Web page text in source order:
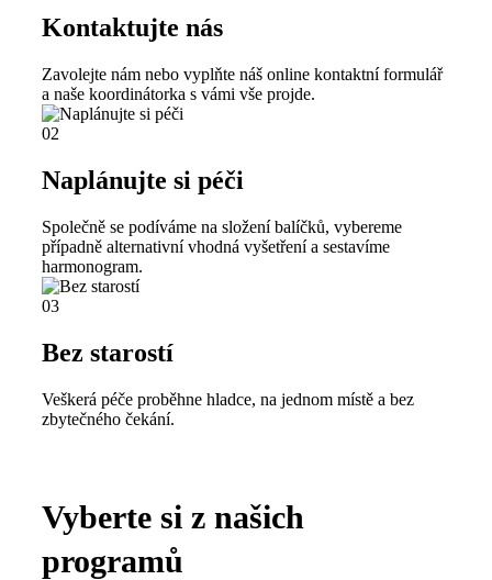
Kontaktujte nás
Zavolejte nám nebo vyplňte náš online kontaktní formulář
a naše koordinátorka s vámi vše projde.
02
Naplánujte si péči
Společně se podíváme na složení balíčků, vybereme
případně alternativní vhodná vyšetření a sestavíme
harmonogram.
03
Bez starostí
Veškerá péče proběhne hladce, na jednom místě a bez
zbytečného čekání.
Vyberte si z našich
programů